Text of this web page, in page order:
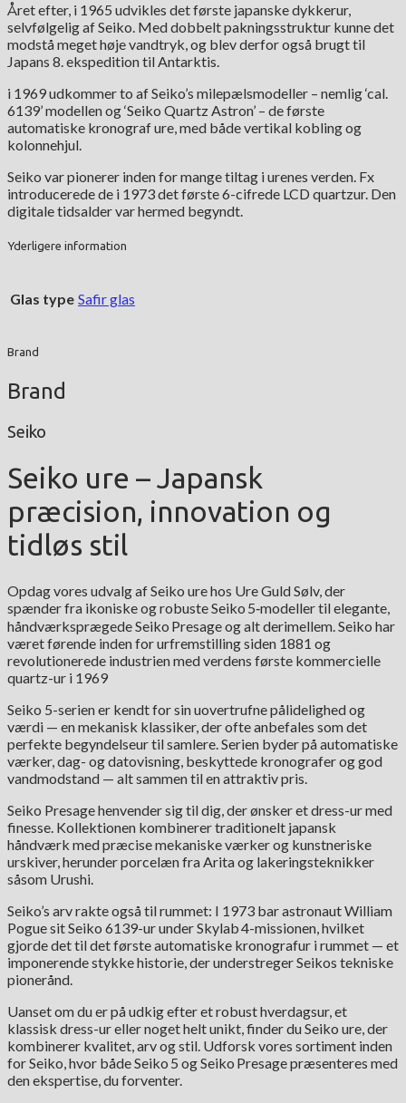
Året efter, i 1965 udvikles det første japanske dykkerur,
selvfølgelig af Seiko. Med dobbelt pakningsstruktur kunne det
modstå meget høje vandtryk, og blev derfor også brugt til
Japans 8. ekspedition til Antarktis.
i 1969 udkommer to af Seiko’s milepælsmodeller – nemlig ‘cal.
6139’ modellen og ‘Seiko Quartz Astron’ – de første
automatiske kronograf ure, med både vertikal kobling og
kolonnehjul.
Seiko var pionerer inden for mange tiltag i urenes verden. Fx
introducerede de i 1973 det første 6-cifrede LCD quartzur. Den
digitale tidsalder var hermed begyndt.
Yderligere information
Glas type Safir glas
Brand
Brand
Seiko
Seiko ure – Japansk
præcision, innovation og
tidløs stil
Opdag vores udvalg af Seiko ure hos Ure Guld Sølv, der
spænder fra ikoniske og robuste Seiko 5‑modeller til elegante,
håndværksprægede Seiko Presage og alt derimellem. Seiko har
været førende inden for urfremstilling siden 1881 og
revolutionerede industrien med verdens første kommercielle
quartz-ur i 1969
Seiko 5-serien er kendt for sin uovertrufne pålidelighed og
værdi — en mekanisk klassiker, der ofte anbefales som det
perfekte begyndelseur til samlere. Serien byder på automatiske
værker, dag- og datovisning, beskyttede kronografer og god
vandmodstand — alt sammen til en attraktiv pris.
Seiko Presage henvender sig til dig, der ønsker et dress-ur med
finesse. Kollektionen kombinerer traditionelt japansk
håndværk med præcise mekaniske værker og kunstneriske
urskiver, herunder porcelæn fra Arita og lakeringsteknikker
såsom Urushi.
Seiko’s arv rakte også til rummet: I 1973 bar astronaut William
Pogue sit Seiko 6139-ur under Skylab 4-missionen, hvilket
gjorde det til det første automatiske kronografur i rummet — et
imponerende stykke historie, der understreger Seikos tekniske
pionerånd.
Uanset om du er på udkig efter et robust hverdagsur, et
klassisk dress-ur eller noget helt unikt, finder du Seiko ure, der
kombinerer kvalitet, arv og stil. Udforsk vores sortiment inden
for Seiko, hvor både Seiko 5 og Seiko Presage præsenteres med
den ekspertise, du forventer.